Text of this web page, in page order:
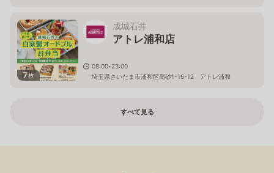
7枚
成城石井
アトレ浦和店
08:00-23:00
埼玉県さいたま市浦和区高砂1-16-12 アトレ浦和
すべて見る